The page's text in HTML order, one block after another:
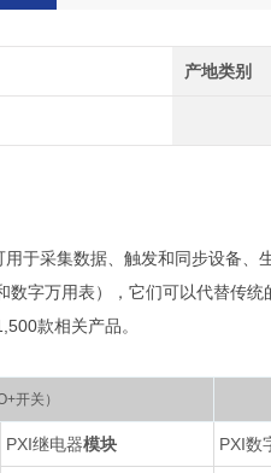
产地类别
用于采集数据、触发和同步设备
数字万用表），它们可以代替传
款相关产品。
开关）
PXI继电器模块 PXI数